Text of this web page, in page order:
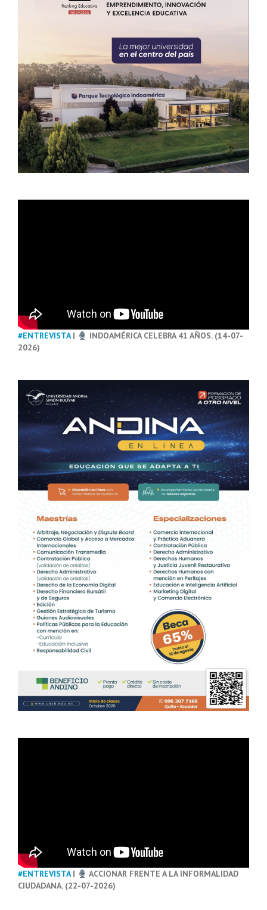
#ENTREVISTA|
INDOAMÉRICA CELEBRA 41 AÑOS. (14-07-
2026)
#ENTREVISTA|
ACCIONAR FRENTE A LA INFORMALIDAD
CIUDADANA. (22-07-2026)